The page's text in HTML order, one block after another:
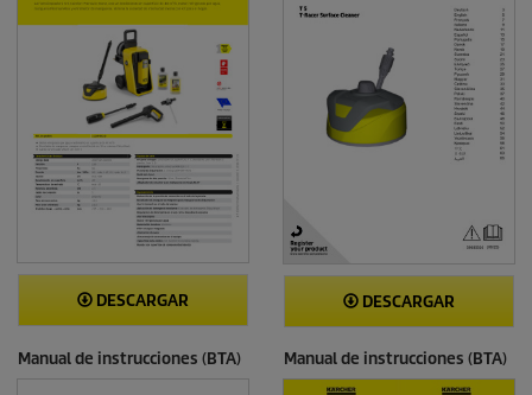
DESCARGAR DESCARGAR
Manual de instrucciones (BTA) Manual de instrucciones (BTA)